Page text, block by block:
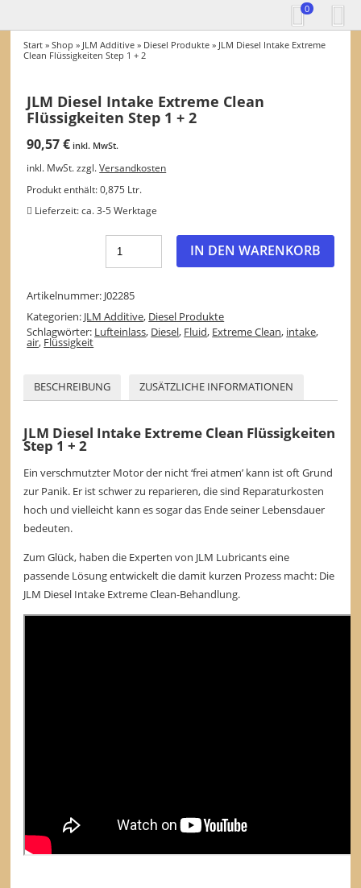
0
Start »Shop » JLM Additive » Diesel Produkte » JLM Diesel Intake Extreme
Clean Flüssigkeiten Step 1 + 2
JLM Diesel Intake Extreme Clean
Flüssigkeiten Step 1 + 2
90,57€ inkl. MwSt.
inkl. MwSt. zzgl.Versandkosten
Produkt enthält: 0,875 Ltr.
Lieferzeit:ca. 3-5 Werktage
IN DEN WARENKORB
Artikelnummer: J02285
Kategorien: JLM Additive, Diesel Produkte
Schlagwörter: Lufteinlass, Diesel, Fluid, Extreme Clean, intake,
air, Flüssigkeit
BESCHREIBUNG ZUSÄTZLICHE INFORMATIONEN
JLM Diesel Intake Extreme Clean Flüssigkeiten
Step 1 + 2
Ein verschmutzter Motor der nicht ‘frei atmen’ kann ist oft Grund
zur Panik. Er ist schwer zu reparieren, die sind Reparaturkosten
hoch und vielleicht kann es sogar das Ende seiner Lebensdauer
bedeuten.
Zum Glück, haben die Experten von JLM Lubricants eine
passende Lösung entwickelt die damit kurzen Prozess macht: Die
JLM Diesel Intake Extreme Clean-Behandlung.